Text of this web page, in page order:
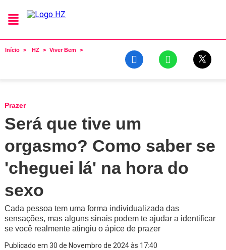
Início HZ Viver Bem
Prazer
Será que tive um
orgasmo? Como saber se
'cheguei lá' na hora do
sexo
Cada pessoa tem uma forma individualizada das
sensações, mas alguns sinais podem te ajudar a identificar
se você realmente atingiu o ápice de prazer
Publicado em 30 de Novembro de 2024 às 17:40